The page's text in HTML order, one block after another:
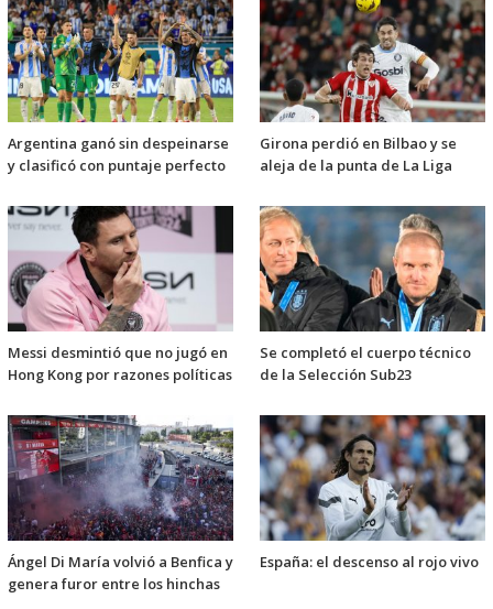
Argentina ganó sin despeinarse
y clasificó con puntaje perfecto
Girona perdió en Bilbao y se
aleja de la punta de La Liga
Messi desmintió que no jugó en
Hong Kong por razones políticas
Se completó el cuerpo técnico
de la Selección Sub23
Ángel Di María volvió a Benfica y
genera furor entre los hinchas
España: el descenso al rojo vivo